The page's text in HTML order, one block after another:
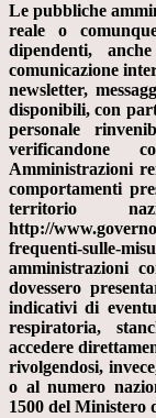
Le pubbliche
reale o
dipendenti,
comunicazione
newsletter,
disponibili, con
personale
verificandone
Amministrazioni
comportamenti
territorio
http://
frequenti-sulle-
amministrazioni
dovessero
indicativi di
respiratoria,
accedere
rivolgendosi,
o al numero
1500 del Ministero